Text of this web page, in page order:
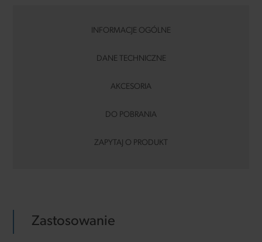
INFORMACJE OGÓLNE
DANE TECHNICZNE
AKCESORIA
DO POBRANIA
ZAPYTAJ O PRODUKT
Zastosowanie